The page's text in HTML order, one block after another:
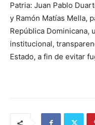
Patria: Juan Pablo
y Ramón Matías Mella,
República Dominicana,
institucional,
Estado, a fin de evitar